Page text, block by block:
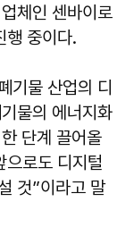
체인 센바이로
행 중이다.
기물 산업의 디
물의 에너지화
단계 끌어올
으로도 디지털
것”이라고 말